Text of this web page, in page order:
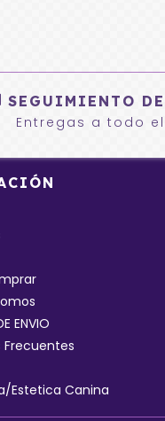
SEGUIMIENTO
Entregas a todo
ENVIO
Frecuentes
Estetica Canina